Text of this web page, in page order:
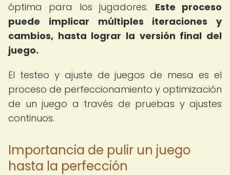
óptima para los jugadores. Este proceso
puede implicar múltiples iteraciones y
cambios, hasta lograr la versión final del
juego.
El testeo y ajuste de juegos de mesa es el
proceso de perfeccionamiento y optimización
de un juego a través de pruebas y ajustes
continuos.
Importancia de pulir un juego
hasta la perfección